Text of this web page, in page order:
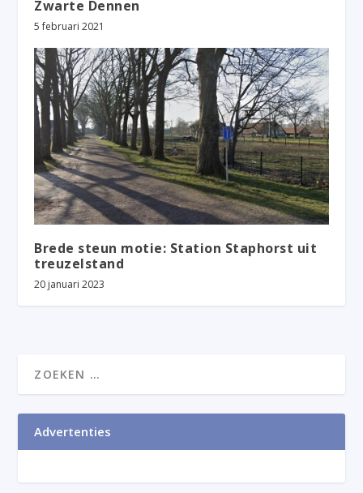
Zwarte Dennen
5 februari 2021
Brede steun motie: Station Staphorst uit
treuzelstand
20 januari 2023
Advertenties